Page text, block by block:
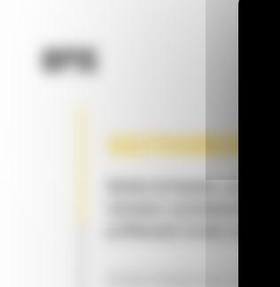
OPIS
OSPRZĘT DO PRAC
ZASTOSOWANIE
Idealne do kopania,
równania i poziomowania w
profilowania terenu i prac